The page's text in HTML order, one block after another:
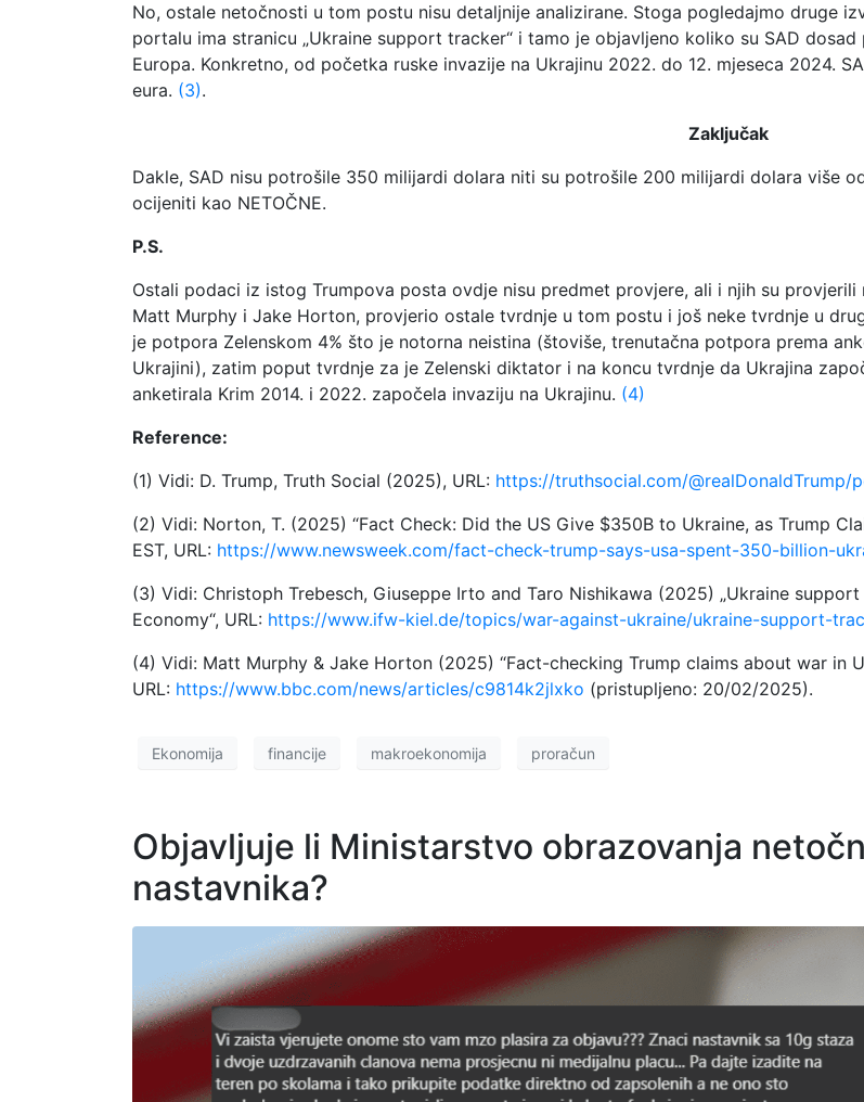
No, ostale netočnosti u tom postu nisu detaljnije analizirane. Stoga pogledajmo druge
portalu ima stranicu „Ukraine support tracker“ i tamo je objavljeno koliko su SAD
Europa. Konkretno, od početka ruske invazije na Ukrajinu 2022. do 12. mjeseca 2024.
eura. (3).
Zaključak
Dakle, SAD nisu potrošile 350 milijardi dolara niti su potrošile 200 milijardi dolara više
ocijeniti kao NETOČNE.
P.S.
Ostali podaci iz istog Trumpova posta ovdje nisu predmet provjere, ali i njih su
Matt Murphy i Jake Horton, provjerio ostale tvrdnje u tom postu i još neke tvrdnje u
je potpora Zelenskom 4% što je notorna neistina (štoviše, trenutačna potpora prema
Ukrajini), zatim poput tvrdnje za je Zelenski diktator i na koncu tvrdnje da Ukrajina
anketirala Krim 2014. i 2022. započela invaziju na Ukrajinu. (4)
Reference:
(1) Vidi: D. Trump, Truth Social (2025), URL: https://truthsocial.com/@realDonaldTrump/
(2) Vidi: Norton, T. (2025) “Fact Check: Did the US Give $350B to Ukraine, as Trump
EST, URL: https://www.newsweek.com/fact-check-trump-says-usa-spent-350-billion-
(3) Vidi: Christoph Trebesch, Giuseppe Irto and Taro Nishikawa (2025) „Ukraine
Economy“, URL: https://www.ifw-kiel.de/topics/war-against-ukraine/ukraine-support-
(4) Vidi: Matt Murphy & Jake Horton (2025) “Fact-checking Trump claims about war in
URL: https://www.bbc.com/news/articles/c9814k2jlxko (pristupljeno: 20/02/2025).
Ekonomija financije makroekonomija proračun
Objavljuje li Ministarstvo obrazovanja
nastavnika?